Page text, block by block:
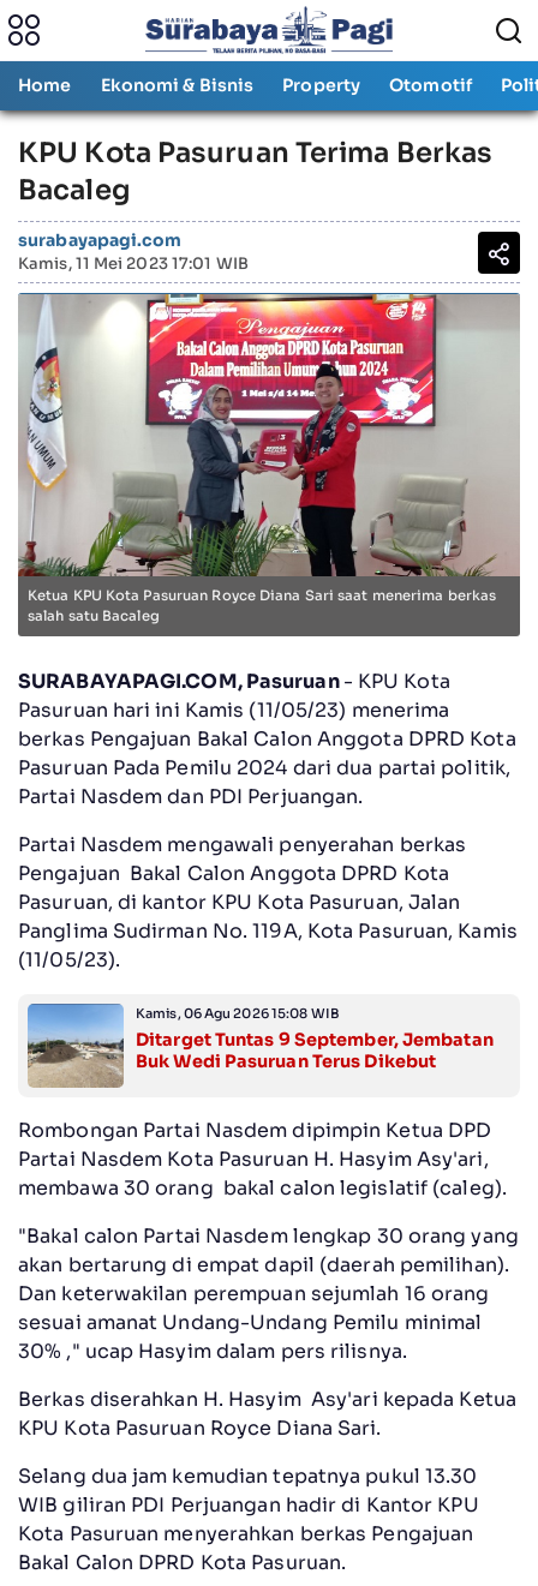
Home Ekonomi & Bisnis Property Otomotif
KPU Kota Pasuruan Terima Berkas
Bacaleg
surabayapagi.com
Kamis, 11 Mei 2023 17:01 WIB
Ketua KPU Kota Pasuruan Royce Diana Sari saat menerima berkas
salah satu Bacaleg
SURABAYAPAGI.COM, Pasuruan- KPU Kota
Pasuruan hari ini Kamis (11/05/23) menerima
berkas Pengajuan Bakal Calon Anggota DPRD Kota
Pasuruan Pada Pemilu 2024 dari dua partai politik,
Partai Nasdem dan PDI Perjuangan.
Partai Nasdem mengawali penyerahan berkas
Pengajuan Bakal Calon Anggota DPRD Kota
Pasuruan, di kantor KPU Kota Pasuruan, Jalan
Panglima Sudirman No. 119A, Kota Pasuruan, Kamis
(11/05/23).
Kamis, 06 Agu 2026 15:08 WIB
Ditarget Tuntas 9 September, Jembatan
Buk Wedi Pasuruan Terus Dikebut
Rombongan Partai Nasdem dipimpin Ketua DPD
Partai Nasdem Kota Pasuruan H. Hasyim Asy'ari,
membawa 30 orang bakal calon legislatif (caleg).
"Bakal calon Partai Nasdem lengkap 30 orang yang
akan bertarung di empat dapil (daerah pemilihan).
Dan keterwakilan perempuan sejumlah 16 orang
sesuai amanat Undang-Undang Pemilu minimal
30% ," ucap Hasyim dalam pers rilisnya.
Berkas diserahkan H. Hasyim Asy'ari kepada Ketua
KPU Kota Pasuruan Royce Diana Sari.
Selang dua jam kemudian tepatnya pukul 13.30
WIB giliran PDI Perjuangan hadir di Kantor KPU
Kota Pasuruan menyerahkan berkas Pengajuan
Bakal Calon DPRD Kota Pasuruan.